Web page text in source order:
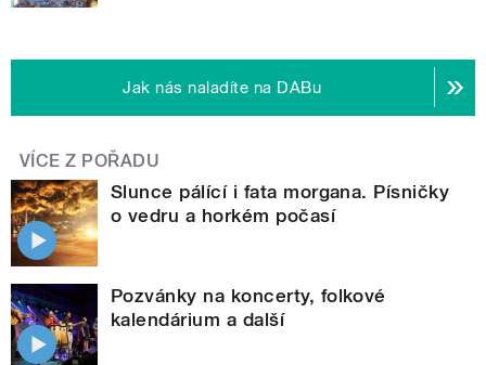
Jak nás naladíte na DABu
VÍCE Z POŘADU
Slunce pálící i fata morgana. Písničky
o vedru a horkém počasí
Pozvánky na koncerty, folkové
kalendárium a další